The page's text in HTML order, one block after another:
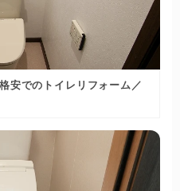
安でのトイレリフォーム／